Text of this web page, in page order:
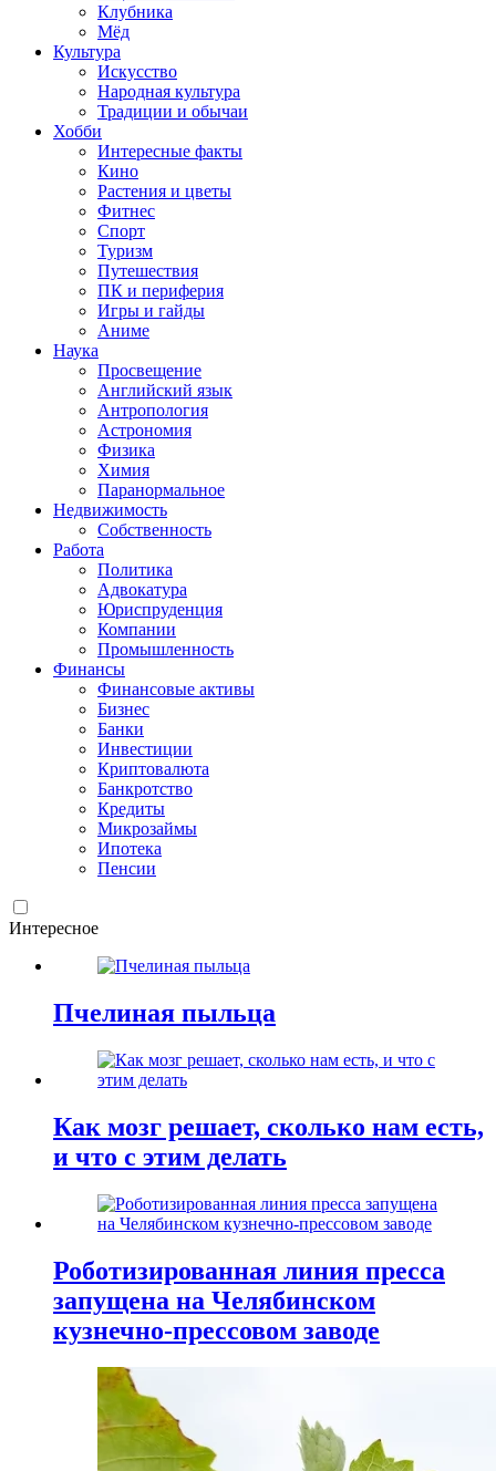
Клубника
Мёд
Культура
Искусство
Народная культура
Традиции и обычаи
Хобби
Интересные факты
Кино
Растения и цветы
Фитнес
Спорт
Туризм
Путешествия
ПК и периферия
Игры и гайды
Аниме
Наука
Просвещение
Английский язык
Антропология
Астрономия
Физика
Химия
Паранормальное
Недвижимость
Собственность
Работа
Политика
Адвокатура
Юриспруденция
Компании
Промышленность
Финансы
Финансовые активы
Бизнес
Банки
Инвестиции
Криптовалюта
Банкротство
Кредиты
Микрозаймы
Ипотека
Пенсии
Интересное
Пчелиная пыльца
Как мозг решает, сколько нам есть,
и что с этим делать
Роботизированная линия пресса
запущена на Челябинском
кузнечно-прессовом заводе